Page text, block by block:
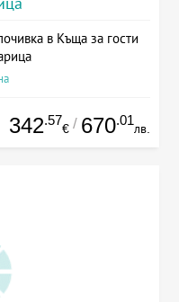
в Къща за гости
342.57
€ / 670.01
лв.